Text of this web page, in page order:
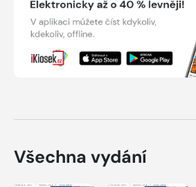
Všechna vydání